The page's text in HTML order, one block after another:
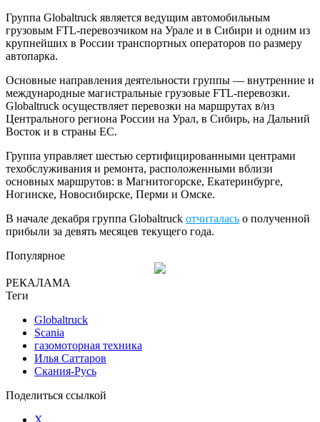
Группа Globaltruck является ведущим автомобильным
грузовым FTL-перевозчиком на Урале и в Сибири и одним из
крупнейших в России транспортных операторов по размеру
автопарка.
Основные направления деятельности группы — внутренние и
международные магистральные грузовые FTL-перевозки.
Globaltruck осуществляет перевозки на маршрутах в/из
Центрального региона России на Урал, в Сибирь, на Дальний
Восток и в страны ЕС.
Группа управляет шестью сертифицированными центрами
техобслуживания и ремонта, расположенными вблизи
основных маршрутов: в Магнитогорске, Екатеринбурге,
Ногинске, Новосибирске, Перми и Омске.
В начале декабря группа Globaltruck отчиталась о полученной
прибыли за девять месяцев текущего года.
Популярное
РЕКАЛАМА
Теги
Globaltruck
Scania
газомоторная техника
Илья Саттаров
Скания-Русь
Поделиться ссылкой
X